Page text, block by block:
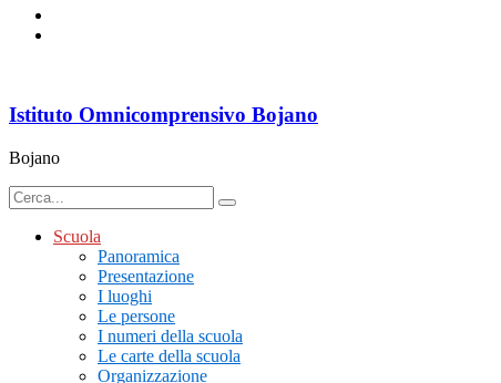
Istituto Omnicomprensivo Bojano
Bojano
Scuola
Panoramica
Presentazione
I luoghi
Le persone
I numeri della scuola
Le carte della scuola
Organizzazione